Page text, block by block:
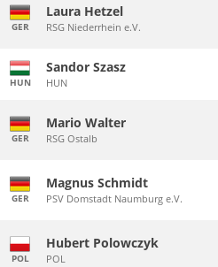
GER
Laura Hetzel
RSG Niederrhein e.V.
HUN
Sandor Szasz
HUN
GER
Mario Walter
RSG Ostalb
GER
Magnus Schmidt
PSV Domstadt Naumburg e.V.
POL
Hubert Polowczyk
POL